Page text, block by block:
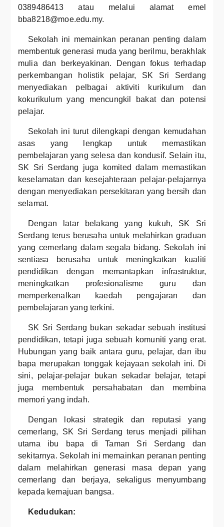
0389486413 atau melalui alamat emel
bba8218@moe.edu.my.
Sekolah ini memainkan peranan penting dalam
membentuk generasi muda yang berilmu, berakhlak
mulia dan berkeyakinan. Dengan fokus terhadap
perkembangan holistik pelajar, SK Sri Serdang
menyediakan pelbagai aktiviti kurikulum dan
kokurikulum yang mencungkil bakat dan potensi
pelajar.
Sekolah ini turut dilengkapi dengan kemudahan
asas yang lengkap untuk memastikan
pembelajaran yang selesa dan kondusif. Selain itu,
SK Sri Serdang juga komited dalam memastikan
keselamatan dan kesejahteraan pelajar-pelajarnya
dengan menyediakan persekitaran yang bersih dan
selamat.
Dengan latar belakang yang kukuh, SK Sri
Serdang terus berusaha untuk melahirkan graduan
yang cemerlang dalam segala bidang. Sekolah ini
sentiasa berusaha untuk meningkatkan kualiti
pendidikan dengan memantapkan infrastruktur,
meningkatkan profesionalisme guru dan
memperkenalkan kaedah pengajaran dan
pembelajaran yang terkini.
SK Sri Serdang bukan sekadar sebuah institusi
pendidikan, tetapi juga sebuah komuniti yang erat.
Hubungan yang baik antara guru, pelajar, dan ibu
bapa merupakan tonggak kejayaan sekolah ini. Di
sini, pelajar-pelajar bukan sekadar belajar, tetapi
juga membentuk persahabatan dan membina
memori yang indah.
Dengan lokasi strategik dan reputasi yang
cemerlang, SK Sri Serdang terus menjadi pilihan
utama ibu bapa di Taman Sri Serdang dan
sekitarnya. Sekolah ini memainkan peranan penting
dalam melahirkan generasi masa depan yang
cemerlang dan berjaya, sekaligus menyumbang
kepada kemajuan bangsa.
Kedudukan: